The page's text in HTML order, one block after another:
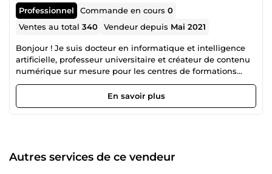
Professionnel Commande en cours0
Ventes au total340 Vendeur depuis Mai 2021
Bonjour ! Je suis docteur en informatique et intelligence
artificielle, professeur universitaire et créateur de contenu
numérique sur mesure pour les centres de formations
(avec la revente de mes droits d'auteur). Aujourd’hui, j’ai
décidé de partager mes connaissances et mon expertise
avec vous. Cela me permettra de combiner entre ma
permis de créer un portefeuille de plus de 100 formations
dont 10 qui sont considérées Best-Seller sur la plateforme
En savoir plus
Autres services de ce vendeur